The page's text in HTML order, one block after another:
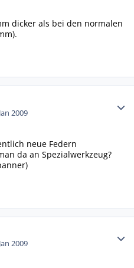
dicker als bei den normalen
2009
neue Federn
da an Spezialwerkzeug?
2009